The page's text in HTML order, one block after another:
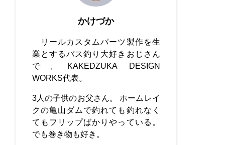
かけづか
リールカスタムパーツ製作を生
業とするバス釣り大好きおじさん
で、KAKEDZUKA DESIGN
WORKS代表。
3人の子供のお父さん。 ホームレイ
クの亀山ダムで釣れても釣れなく
てもフリップばかりやっている。
でも巻き物も好き。